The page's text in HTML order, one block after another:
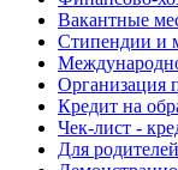
Вакантные
Стипендии и
Организация
Кредит на
Чек-лист -
Для родителей